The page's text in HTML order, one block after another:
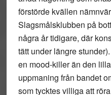
förstörde kvällen
Slagsmålsklubben på
några år tidigare, där
tätt under längre
en mood-killer än den
uppmaning från bandet
som tycktes villiga att